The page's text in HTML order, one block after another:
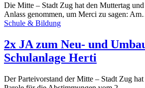
Die Mitte – Stadt Zug hat den Muttertag
Anlass genommen, um Merci zu sagen:
Schule & Bildung
2x JA zum Neu- und
Schulanlage Herti
Der Parteivorstand der Mitte – Stadt Zug